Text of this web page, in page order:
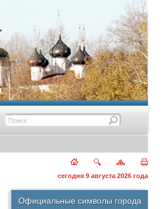
сегодня 9 августа 2026 года
Официальные символы города